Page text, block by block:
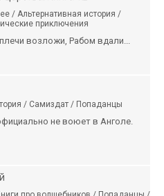
/ Альтернативная история /
приключения
возложи, Рабом вдали...
/ Самиздат / Попаданцы
не воюет в Анголе.